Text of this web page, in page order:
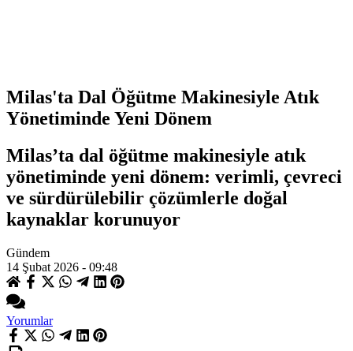
Milas'ta Dal Öğütme Makinesiyle Atık
Yönetiminde Yeni Dönem
Milas’ta dal öğütme makinesiyle atık
yönetiminde yeni dönem: verimli, çevreci
ve sürdürülebilir çözümlerle doğal
kaynaklar korunuyor
Gündem
14 Şubat 2026 - 09:48
Yorumlar